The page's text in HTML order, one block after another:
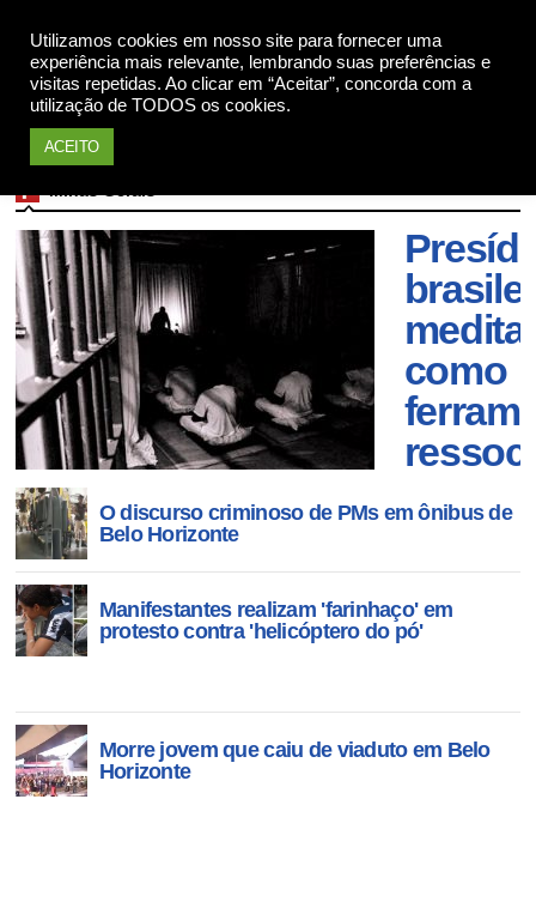
Utilizamos cookies em nosso site para fornecer uma
experiência mais relevante, lembrando suas preferências e
visitas repetidas. Ao clicar em “Aceitar”, concorda com a
utilização de TODOS os cookies.
ACEITO
como
O discurso criminoso de PMs em ônibus de
Belo Horizonte
Manifestantes realizam 'farinhaço' em
protesto contra 'helicóptero do pó'
Morre jovem que caiu de viaduto em Belo
Horizonte